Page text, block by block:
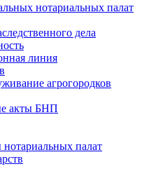
нотариальных палат
дела
линия
агрогородков
акты БНП
палат